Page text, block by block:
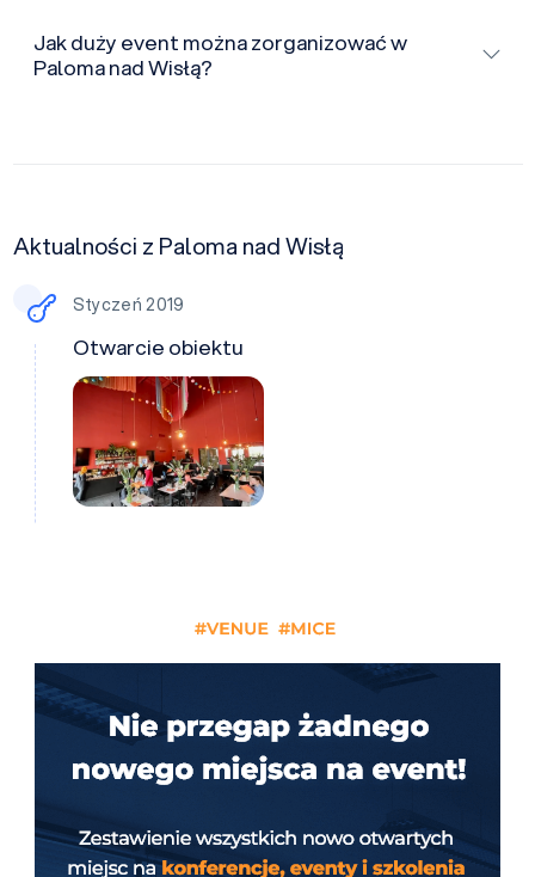
Jak duży event można zorganizować w
Paloma nad Wisłą?
Aktualności z Paloma nad Wisłą
Styczeń 2019
Otwarcie obiektu